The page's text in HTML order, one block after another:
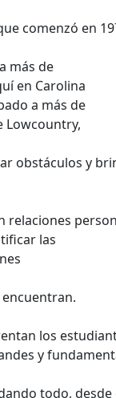
comenzó en
más de
en Carolina
a más de
Lowcountry,
obstáculos y
las
los
y
todo,